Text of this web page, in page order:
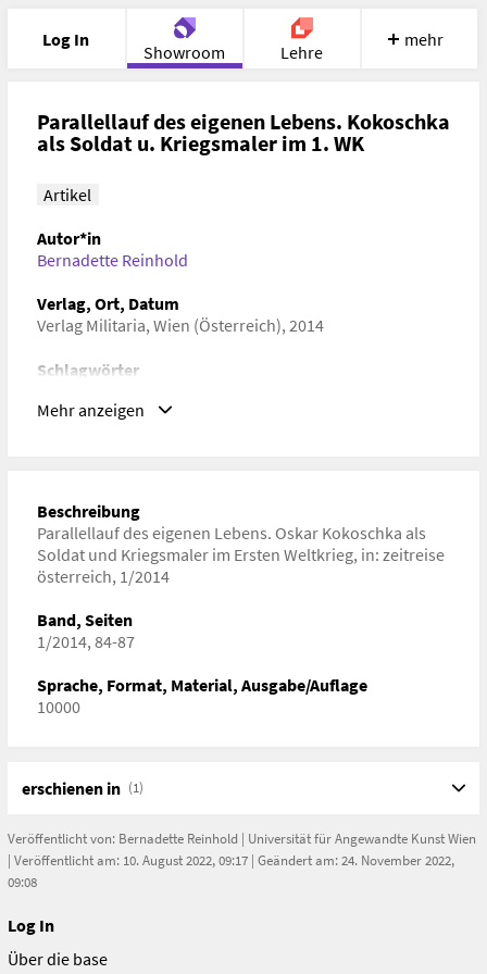
Log In
Showroom Lehre
Portfolio Image Cloud Chat
mehr
Parallellauf des eigenen Lebens. Kokoschka
als Soldat u. Kriegsmaler im 1. WK
Artikel
Autor*in
Bernadette Reinhold
Verlag, Ort, Datum
Verlag Militaria, Wien (Österreich), 2014
Schlagwörter
Mehr anzeigen
Beschreibung
Parallellauf des eigenen Lebens. Oskar Kokoschka als
Soldat und Kriegsmaler im Ersten Weltkrieg, in: zeitreise
österreich, 1/2014
Band, Seiten
1/2014, 84-87
Sprache, Format, Material, Ausgabe/Auflage
10000
erschienen in (1)
Veröffentlicht von: Bernadette Reinhold | Universität für Angewandte Kunst Wien
| Veröffentlicht am: 10. August 2022, 09:17 | Geändert am: 24. November 2022,
09:08
Log In
Über die base